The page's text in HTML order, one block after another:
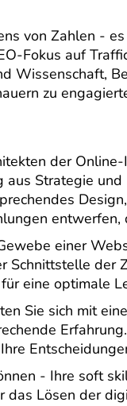
von Zahlen -
Fokus auf
Wissenschaft,
zu
der
aus Strategie
einer
Schnittstelle
eine optimale
Sie sich mit
- Ihre soft
Lösen der